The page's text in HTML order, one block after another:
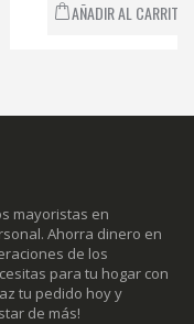
AÑADIR AL CARRITO
mayoristas en
Ahorra dinero en
de los
para tu hogar con
tu pedido hoy y
de más!